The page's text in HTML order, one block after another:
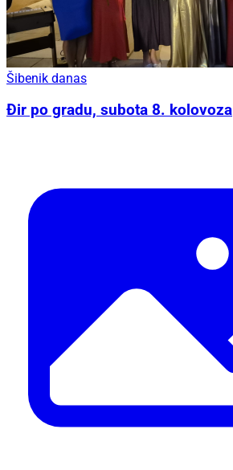
Šibenik danas
Đir po gradu, subota 8. kolovoza